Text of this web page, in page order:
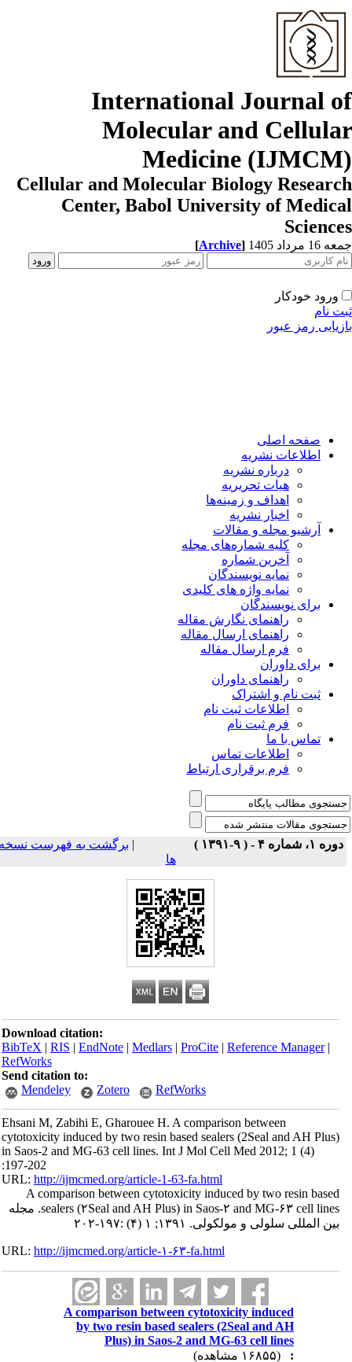
International Journal
Molecular and
Medicine
Cellular and Molecular Biology
Center, Babol University of
مرداد 1405 [Archive]
ورود خودکار
نام
رمز عبور
صفحه اصلی
اطلاعات نشریه
درباره نشریه
هیات تحریریه
اهداف و زمینه‌ها
اخبار نشریه
آرشیو مجله و مقالات
کلیه شماره‌های مجله
آخرین شماره
نمایه نویسندگان
نمایه واژه های کلیدی
برای نویسندگان
راهنمای نگارش مقاله
راهنمای ارسال مقاله
فرم ارسال مقاله
برای داوران
راهنمای داوران
ثبت نام و اشتراک
اطلاعات ثبت نام
فرم ثبت نام
تماس با ما
اطلاعات تماس
فرم برقراری ارتباط
دوره ۱، شماره ۴ - ( ۹-۱۳۹۱ )
برگشت به فهرست نسخه
ها
Download citation:
BibTeX|RIS|EndNote|Medlars|ProCite|Reference Manager
RefWorks
Send citation to:
Mendeley
Zotero RefWorks
Ehsani M, Zabihi E, Gharouee H. A comparison between
cytotoxicity induced by two resin based sealers (2Seal and AH Plus)
in Saos-2 and MG-63 cell lines. Int J Mol Cell Med 2012; 1 (4)
:197-202
URL:http://ijmcmed.org/article-1-63-fa.html
A comparison between cytotoxicity induced by two resin based
sealers (۲Seal and AH Plus) in Saos-۲ and MG-۶۳ cell lines. مجله
بین المللی سلولی و مولکولی. ۱۳۹۱; ۱ (۴) :۱۹۷-۲۰۲
URL:http://ijmcmed.org/article-۱-۶۳-fa.html
A comparison between cytotoxicity induced
by two resin based sealers (2Seal and AH
Plus) in Saos-2 and MG-63 cell lines